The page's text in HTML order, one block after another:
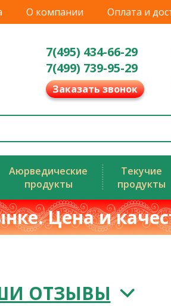
О компании Оплата и
7(495) 434-66-29
7(499) 739-95-29
Заказать звонок
Аюрведические
продукты
Текучие
продукты
Цена и
ОТЗЫВЫ